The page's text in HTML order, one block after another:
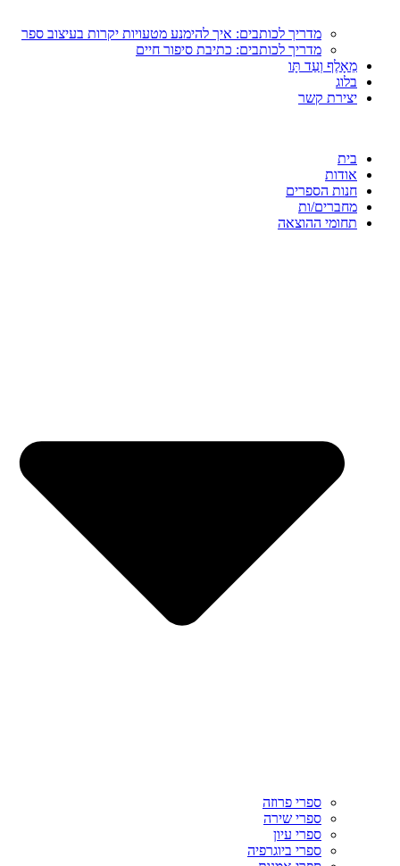
מדריך לכותבים: איך להימנע מטעויות יקרות בעיצוב ספר
מדריך לכותבים: כתיבת סיפור חיים
מֵאָלֶף וְעַד תָּו
בלוג
יצירת קשר
בית
אודות
חנות הספרים
מחברים/ות
תחומי ההוצאה
ספרי פרוזה
ספרי שירה
ספרי עיון
ספרי ביוגרפיה